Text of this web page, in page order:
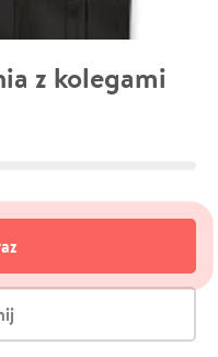
z kolegami